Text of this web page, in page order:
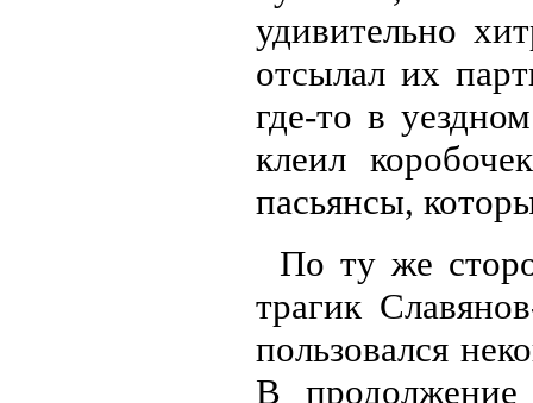
удивительно
отсылал их
где-то в
клеил
пасьянсы,
По ту же
трагик
пользовался
В